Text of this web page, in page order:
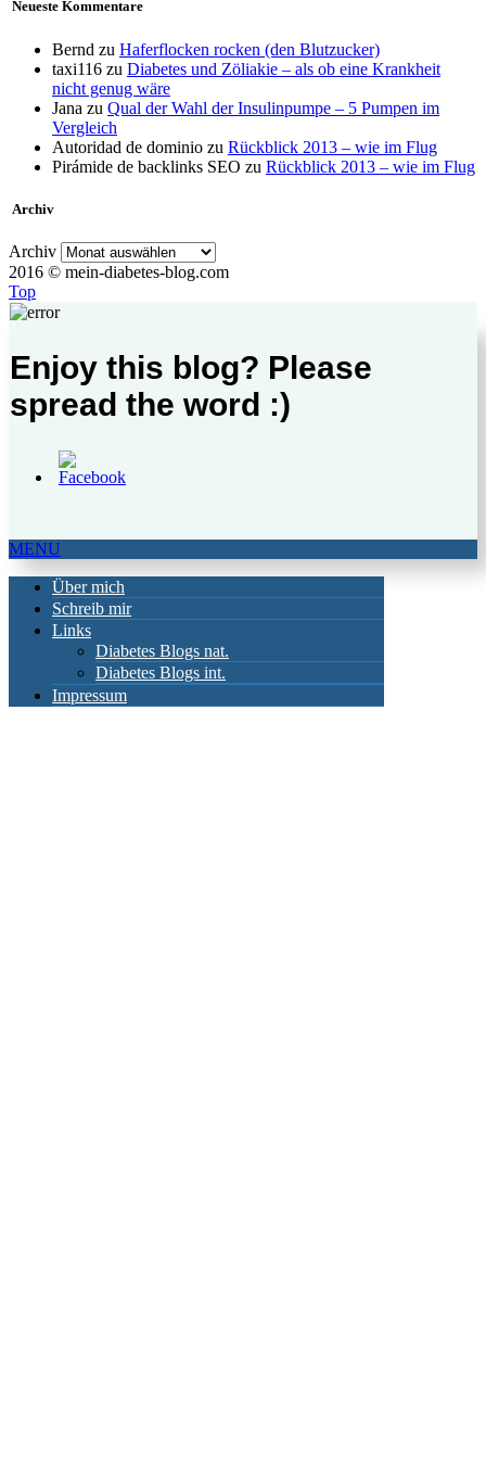
Neueste Kommentare
Bernd zu Haferflocken rocken (den Blutzucker)
taxi116 zu Diabetes und Zöliakie – als ob eine Krankheit
nicht genug wäre
Jana zu Qual der Wahl der Insulinpumpe – 5 Pumpen im
Vergleich
Autoridad de dominio zu Rückblick 2013 – wie im Flug
Pirámide de backlinks SEO zu Rückblick 2013 – wie im Flug
Archiv
Archiv
2016 © mein-diabetes-blog.com
Top
Enjoy this blog? Please
spread the word :)
MENU
Über mich
Schreib mir
Links
Diabetes Blogs nat.
Diabetes Blogs int.
Impressum